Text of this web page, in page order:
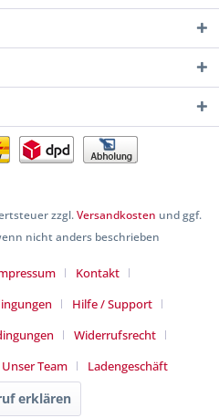
zzgl.Versandkosten und ggf.
nicht anders beschrieben
Kontakt
Hilfe / Support
Widerrufsrecht
Unser Team Ladengeschäft
erklären